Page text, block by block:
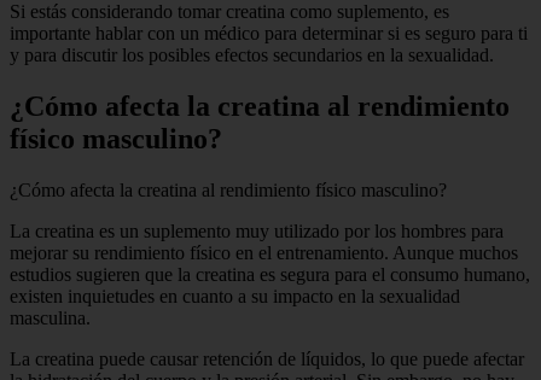
Si estás considerando tomar creatina como suplemento, es
importante hablar con un médico para determinar si es seguro para ti
y para discutir los posibles efectos secundarios en la sexualidad.
¿Cómo afecta la creatina al rendimiento
físico masculino?
¿Cómo afecta la creatina al rendimiento físico masculino?
La creatina es un suplemento muy utilizado por los hombres para
mejorar su rendimiento físico en el entrenamiento. Aunque muchos
estudios sugieren que la creatina es segura para el consumo humano,
existen inquietudes en cuanto a su impacto en la sexualidad
masculina.
La creatina puede causar retención de líquidos, lo que puede afectar